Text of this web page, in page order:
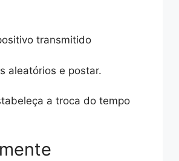
transmitido
aleatórios e postar.
a troca do tempo